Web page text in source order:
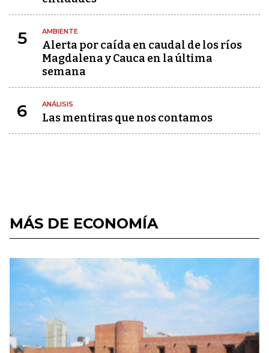
5 AMBIENTE
Alerta por caída en caudal de los ríos
Magdalena y Cauca en la última
semana
6 ANÁLISIS
Las mentiras que nos contamos
MÁS DE ECONOMÍA